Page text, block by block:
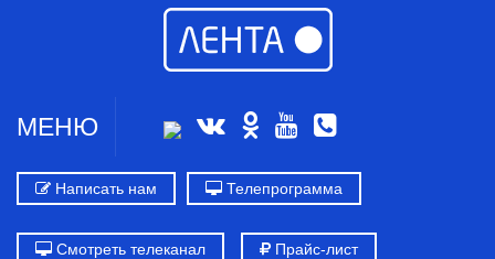
МЕНЮ
Написать нам Телепрограмма
Смотреть телеканал Прайс-лист